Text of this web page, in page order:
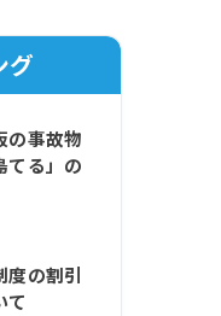
グ
の事故物
てる」の
度の割引
て